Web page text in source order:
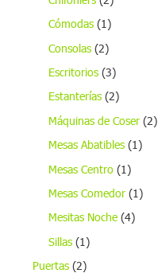
Cómodas (1)
Consolas (2)
Escritorios (3)
Estanterías (2)
Máquinas de Coser (2)
Mesas Abatibles (1)
Mesas Centro (1)
Mesas Comedor (1)
Mesitas Noche (4)
Sillas (1)
Puertas (2)